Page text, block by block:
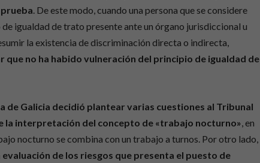
. De este modo, cuando una persona que se considere
igualdad de trato presente ante un órgano jurisdiccional u
la existencia de discriminación directa o indirecta,
no ha habido vulneración del principio de igualdad de
de Galicia decidió plantear varias cuestiones al Tribunal
la interpretación del concepto de «trabajo nocturno» , en
nocturno se combina con un trabajo a turnos. Por otro lado,
evaluación de los riesgos que presenta el puesto de